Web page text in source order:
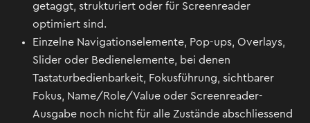
getaggt, strukturiert oder für Screenreader
optimiert sind.
Einzelne Navigationselemente, Pop-ups, Overlays,
Slider oder Bedienelemente, bei denen
Tastaturbedienbarkeit, Fokusführung, sichtbarer
Fokus, Name/Role/Value oder Screenreader-
Ausgabe noch nicht für alle Zustände abschliessend